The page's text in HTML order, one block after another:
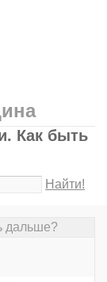
Как быть
Найти!
дальше?